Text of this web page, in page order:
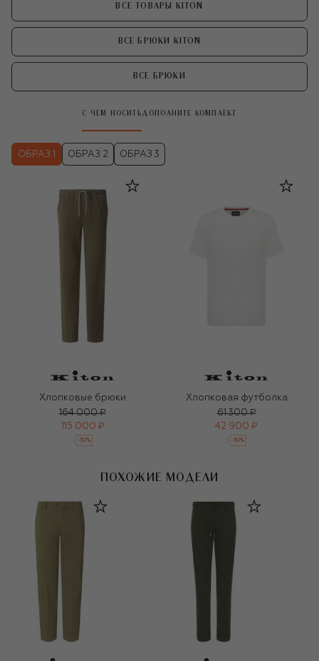
ВСЕ ТОВАРЫ KITON
ВСЕ БРЮКИ KITON
ВСЕ БРЮКИ
С ЧЕМ НОСИТЬ ДОПОЛНИТЕ КОМПЛЕКТ
ОБРАЗ 1 ОБРАЗ 2 ОБРАЗ 3
Хлопковые брюки
164 000 ₽
115 000 ₽
-30%
Хлопковая футболка
61 300 ₽
42 900 ₽
-30%
ПОХОЖИЕ МОДЕЛИ